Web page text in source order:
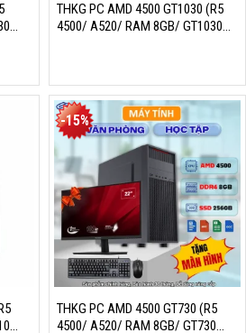
THKG PC AMD 4500 GT1030 (R5
4500/ A520/ RAM 8GB/ GT1030
-15%
THKG PC AMD 4500 GT730 (R5
4500/ A520/ RAM 8GB/ GT730